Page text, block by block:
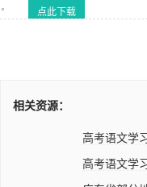
点此下载
相关资源：
高考语文学
高考语文学